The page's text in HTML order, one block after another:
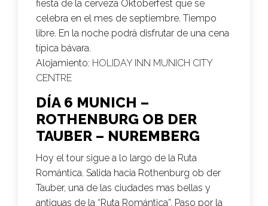
fiesta de la cerveza Oktoberfest que se
celebra en el mes de septiembre. Tiempo
libre. En la noche podrá disfrutar de una cena
típica bávara.
Alojamiento: HOLIDAY INN MUNICH CITY
CENTRE
DÍA 6 MUNICH –
ROTHENBURG OB DER
TAUBER – NUREMBERG
Hoy el tour sigue a lo largo de la Ruta
Romántica. Salida hacia Rothenburg ob der
Tauber, una de las ciudades mas bellas y
antiguas de la “Ruta Romántica”. Paso por la